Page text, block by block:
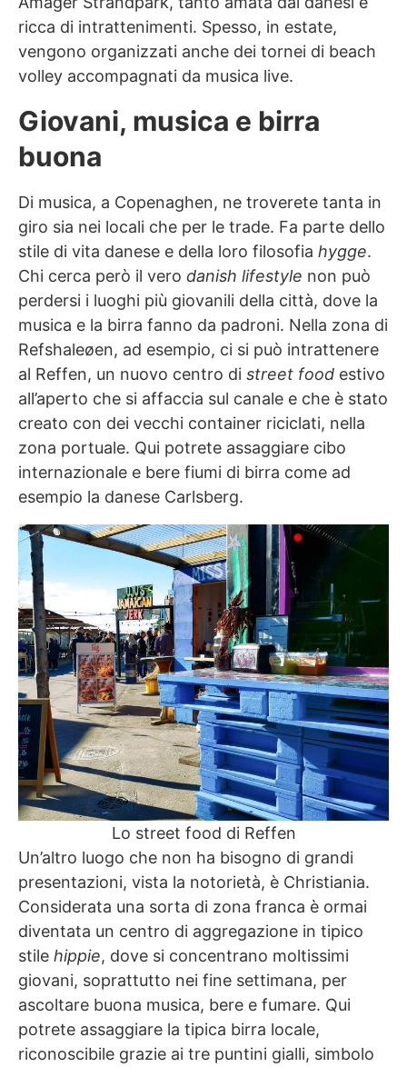
ricca di intrattenimenti. Spesso, in estate,
vengono organizzati anche dei tornei di beach
volley accompagnati da musica live.
Giovani, musica e birra
buona
Di musica, a Copenaghen, ne troverete tanta in
giro sia nei locali che per le trade. Fa parte dello
stile di vita danese e della loro filosofia hygge.
Chi cerca però il vero danish lifestyle non può
perdersi i luoghi più giovanili della città, dove la
musica e la birra fanno da padroni. Nella zona di
Refshaleøen, ad esempio, ci si può intrattenere
al Reffen, un nuovo centro di street food estivo
all’aperto che si affaccia sul canale e che è stato
creato con dei vecchi container riciclati, nella
zona portuale. Qui potrete assaggiare cibo
internazionale e bere fiumi di birra come ad
esempio la danese Carlsberg.
Lo street food di Reffen
Un’altro luogo che non ha bisogno di grandi
presentazioni, vista la notorietà, è Christiania.
Considerata una sorta di zona franca è ormai
diventata un centro di aggregazione in tipico
stile hippie, dove si concentrano moltissimi
giovani, soprattutto nei fine settimana, per
ascoltare buona musica, bere e fumare. Qui
potrete assaggiare la tipica birra locale,
riconoscibile grazie ai tre puntini gialli, simbolo